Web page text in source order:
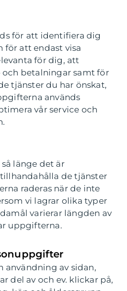
för att identifiera dig
för att endast visa
för dig, att
och betalningar samt för
tjänster du har önskat,
används
vår service och
länge det är
de tjänster
raderas när de inte
vi lagrar olika typer
varierar längden av
uppgifterna.
användning av sidan,
del av och ev. klickar på,